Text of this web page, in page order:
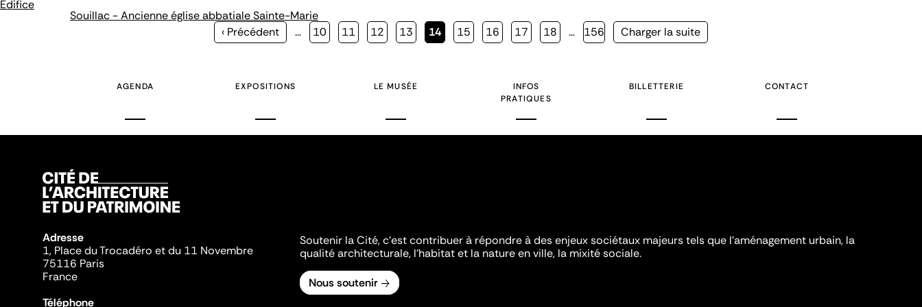
Édifice
Souillac - Ancienne église abbatiale Sainte-Marie
Page
‹ Précédent … Page
10 Page
11 Page
12 Page
13
Page
14 Page
15 Page
16 Page
17 Page
18 … Page
156
Page
Charger la suite
AGENDA EXPOSITIONS LE MUSÉE
INFOS
PRATIQUES
BILLETTERIE CONTACT
Adresse
1, Place du Trocadéro et du 11 Novembre
75116 Paris
France
Téléphone
Soutenir la Cité, c'est contribuer à répondre à des enjeux sociétaux majeurs tels que l'aménagement urbain, la
qualité architecturale, l'habitat et la nature en ville, la mixité sociale.
Nous soutenir